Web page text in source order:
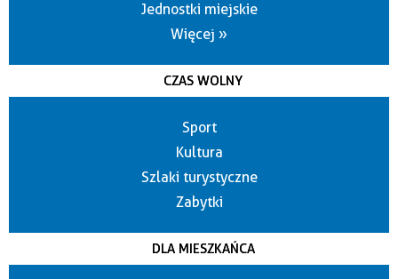
Jednostki miejskie
Więcej »
CZAS WOLNY
Sport
Kultura
Szlaki turystyczne
Zabytki
DLA MIESZKAŃCA